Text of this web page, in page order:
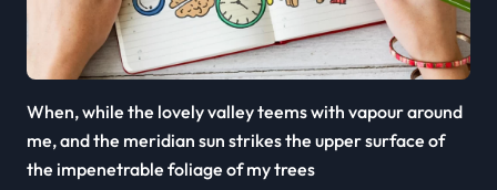
When, while the lovely valley teems with vapour around
me, and the meridian sun strikes the upper surface of
the impenetrable foliage of my trees